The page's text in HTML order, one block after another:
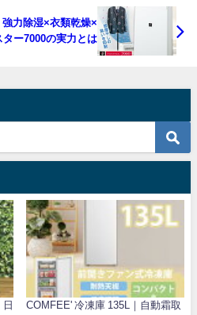
強力除湿×衣類乾燥×
ター7000の実力とは
COMFEE' 冷凍庫 135L｜自動霜取